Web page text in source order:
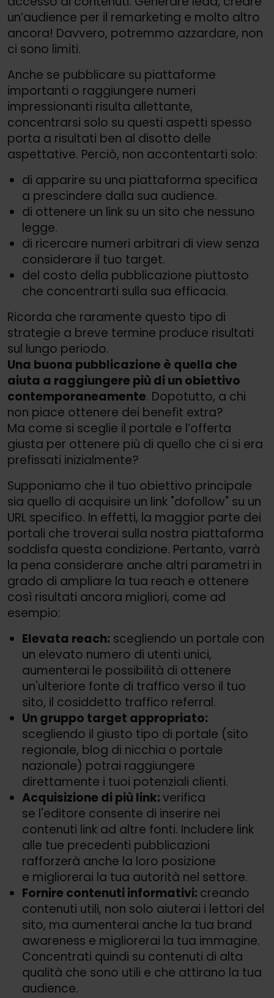
un’audience per il remarketing e molto altro
ancora! Davvero, potremmo azzardare, non
ci sono limiti.
Anche se pubblicare su piattaforme
importanti o raggiungere numeri
impressionanti risulta allettante,
concentrarsi solo su questi aspetti spesso
porta a risultati ben al disotto delle
aspettative. Perciò, non accontentarti solo:
di apparire su una piattaforma specifica
a prescindere dalla sua audience.
di ottenere un link su un sito che nessuno
legge.
di ricercare numeri arbitrari di view senza
considerare il tuo target.
del costo della pubblicazione piuttosto
che concentrarti sulla sua efficacia.
Ricorda che raramente questo tipo di
strategie a breve termine produce risultati
sul lungo periodo.
Una buona pubblicazione è quella che
aiuta a raggiungere più di un obiettivo
contemporaneamente. Dopotutto, a chi
non piace ottenere dei benefit extra?
Ma come si sceglie il portale e l’offerta
giusta per ottenere più di quello che ci si era
prefissati inizialmente?
Supponiamo che il tuo obiettivo principale
sia quello di acquisire un link "dofollow" su un
URL specifico. In effetti, la maggior parte dei
portali che troverai sulla nostra piattaforma
soddisfa questa condizione. Pertanto, varrà
la pena considerare anche altri parametri in
grado di ampliare la tua reach e ottenere
così risultati ancora migliori, come ad
esempio:
Elevata reach: scegliendo un portale con
un elevato numero di utenti unici,
aumenterai le possibilità di ottenere
un'ulteriore fonte di traffico verso il tuo
sito, il cosiddetto traffico referral.
Un gruppo target appropriato:
scegliendo il giusto tipo di portale (sito
regionale, blog di nicchia o portale
nazionale) potrai raggiungere
direttamente i tuoi potenziali clienti.
Acquisizione di più link:verifica
se l'editore consente di inserire nei
contenuti link ad altre fonti. Includere link
alle tue precedenti pubblicazioni
rafforzerà anche la loro posizione
e migliorerai la tua autorità nel settore.
Fornire contenuti informativi: creando
contenuti utili, non solo aiuterai i lettori del
sito, ma aumenterai anche la tua brand
awareness e migliorerai la tua immagine.
Concentrati quindi su contenuti di alta
qualità che sono utili e che attirano la tua
audience.